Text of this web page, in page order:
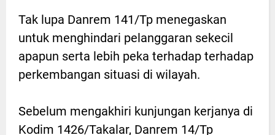
Tak lupa Danrem 141/Tp menegaskan
untuk menghindari pelanggaran sekecil
apapun serta lebih peka terhadap terhadap
perkembangan situasi di wilayah.
Sebelum mengakhiri kunjungan kerjanya di
Kodim 1426/Takalar, Danrem 14/Tp